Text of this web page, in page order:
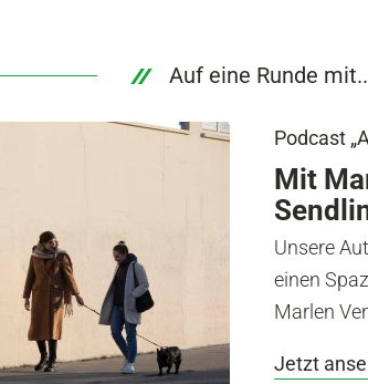
Auf eine Runde
Podcast
Mit
Unsere
einen
Marlen
Jetzt